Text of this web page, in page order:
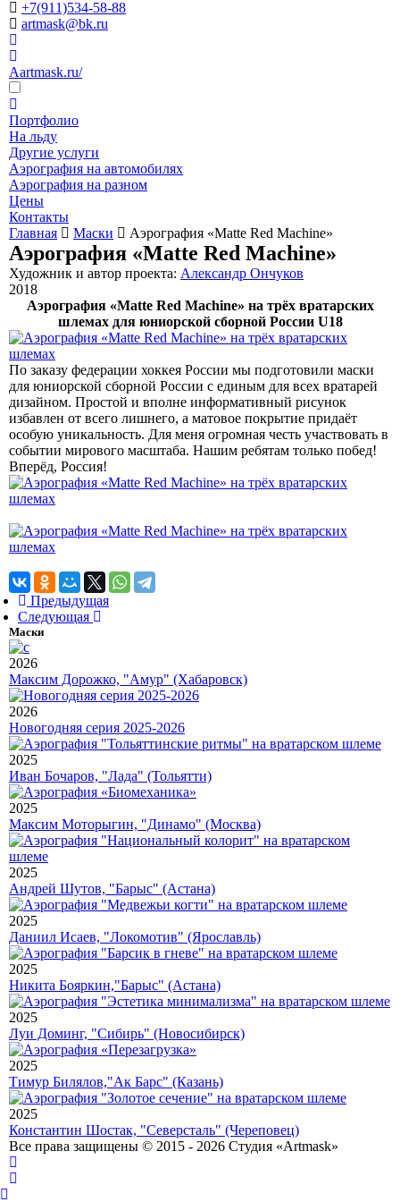
+7(911)534-58-88
artmask@bk.ru
Aartmask.ru/
Портфолио
На льду
Другие услуги
Аэрография на автомобилях
Аэрография на разном
Цены
Контакты
Главная
Маски Аэрография «Matte Red Machine»
Аэрография «Matte Red Machine»
Художник и автор проекта: Александр Ончуков
2018
Аэрография «Matte Red Machine» на трёх вратарских
шлемах для юниорской сборной России U18
По заказу федерации хоккея России мы подготовили маски
для юниорской сборной России с единым для всех вратарей
дизайном. Простой и вполне информативный рисунок
избавлен от всего лишнего, а матовое покрытие придаёт
особую уникальность. Для меня огромная честь участвовать в
событии мирового масштаба. Нашим ребятам только побед!
Вперёд, Россия!
Предыдущая
Следующая
Маски
2026
Максим Дорожко, "Амур" (Хабаровск)
2026
Новогодняя серия 2025-2026
2025
Иван Бочаров, "Лада" (Тольятти)
2025
Максим Моторыгин, "Динамо" (Москва)
2025
Андрей Шутов, "Барыс" (Астана)
2025
Даниил Исаев, "Локомотив" (Ярославль)
2025
Никита Бояркин,"Барыс" (Астана)
2025
Луи Доминг, "Сибирь" (Новосибирск)
2025
Тимур Билялов,"Ак Барс" (Казань)
2025
Константин Шостак, "Северсталь" (Череповец)
Все права защищены © 2015 - 2026 Студия «Artmask»